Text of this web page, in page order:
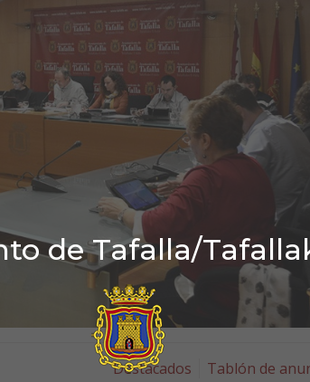
de Tafalla/
Destacados Tablón de